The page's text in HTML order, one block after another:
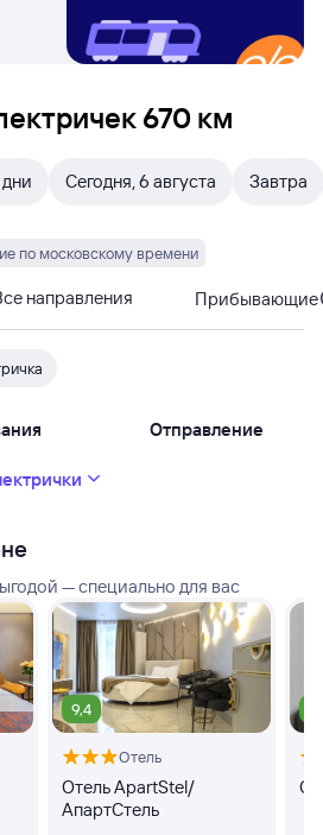
670 км
Сегодня, 6 августа Завтра
по московскому времени
направления Прибывающие
Отправление
— специально для вас
9,4
Отель
Отель ApartStel/
АпартСтель